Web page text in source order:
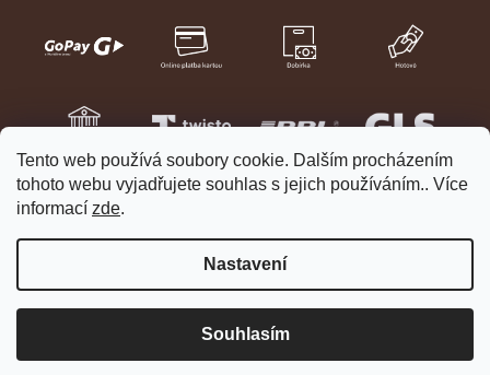
Tento web používá soubory cookie. Dalším procházením
tohoto webu vyjadřujete souhlas s jejich používáním.. Více
informací zde.
Nastavení
Souhlasím
Vytvořil Shoptet
HELVETIA hodinky a šperky